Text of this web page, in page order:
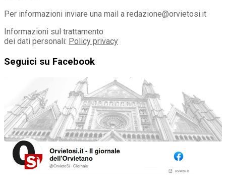
Per informazioni inviare una mail a redazione@orvietosi.it
Informazioni sul trattamento
dei dati personali: Policy privacy
Seguici su Facebook